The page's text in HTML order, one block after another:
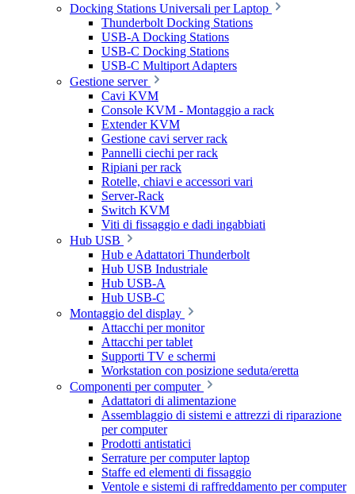
Docking Stations Universali per Laptop
Thunderbolt Docking Stations
USB-A Docking Stations
USB-C Docking Stations
USB-C Multiport Adapters
Gestione server
Cavi KVM
Console KVM - Montaggio a rack
Extender KVM
Gestione cavi server rack
Pannelli ciechi per rack
Ripiani per rack
Rotelle, chiavi e accessori vari
Server-Rack
Switch KVM
Viti di fissaggio e dadi ingabbiati
Hub USB
Hub e Adattatori Thunderbolt
Hub USB Industriale
Hub USB-A
Hub USB-C
Montaggio del display
Attacchi per monitor
Attacchi per tablet
Supporti TV e schermi
Workstation con posizione seduta/eretta
Componenti per computer
Adattatori di alimentazione
Assemblaggio di sistemi e attrezzi di riparazione
per computer
Prodotti antistatici
Serrature per computer laptop
Staffe ed elementi di fissaggio
Ventole e sistemi di raffreddamento per computer